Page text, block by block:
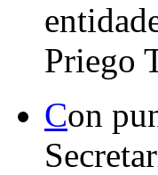
Priego
Con